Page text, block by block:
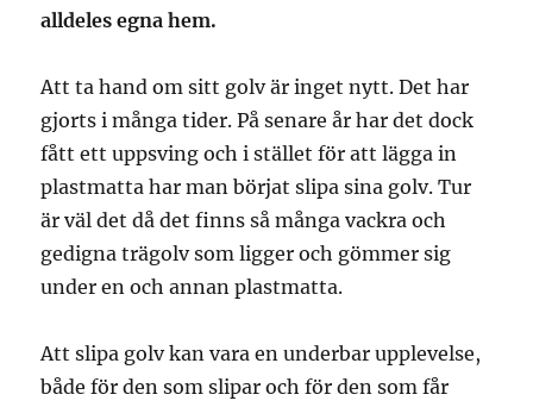
alldeles egna hem.
Att ta hand om sitt golv är inget nytt. Det har
gjorts i många tider. På senare år har det dock
fått ett uppsving och i stället för att lägga in
plastmatta har man börjat slipa sina golv. Tur
är väl det då det finns så många vackra och
gedigna trägolv som ligger och gömmer sig
under en och annan plastmatta.
Att slipa golv kan vara en underbar upplevelse,
både för den som slipar och för den som får